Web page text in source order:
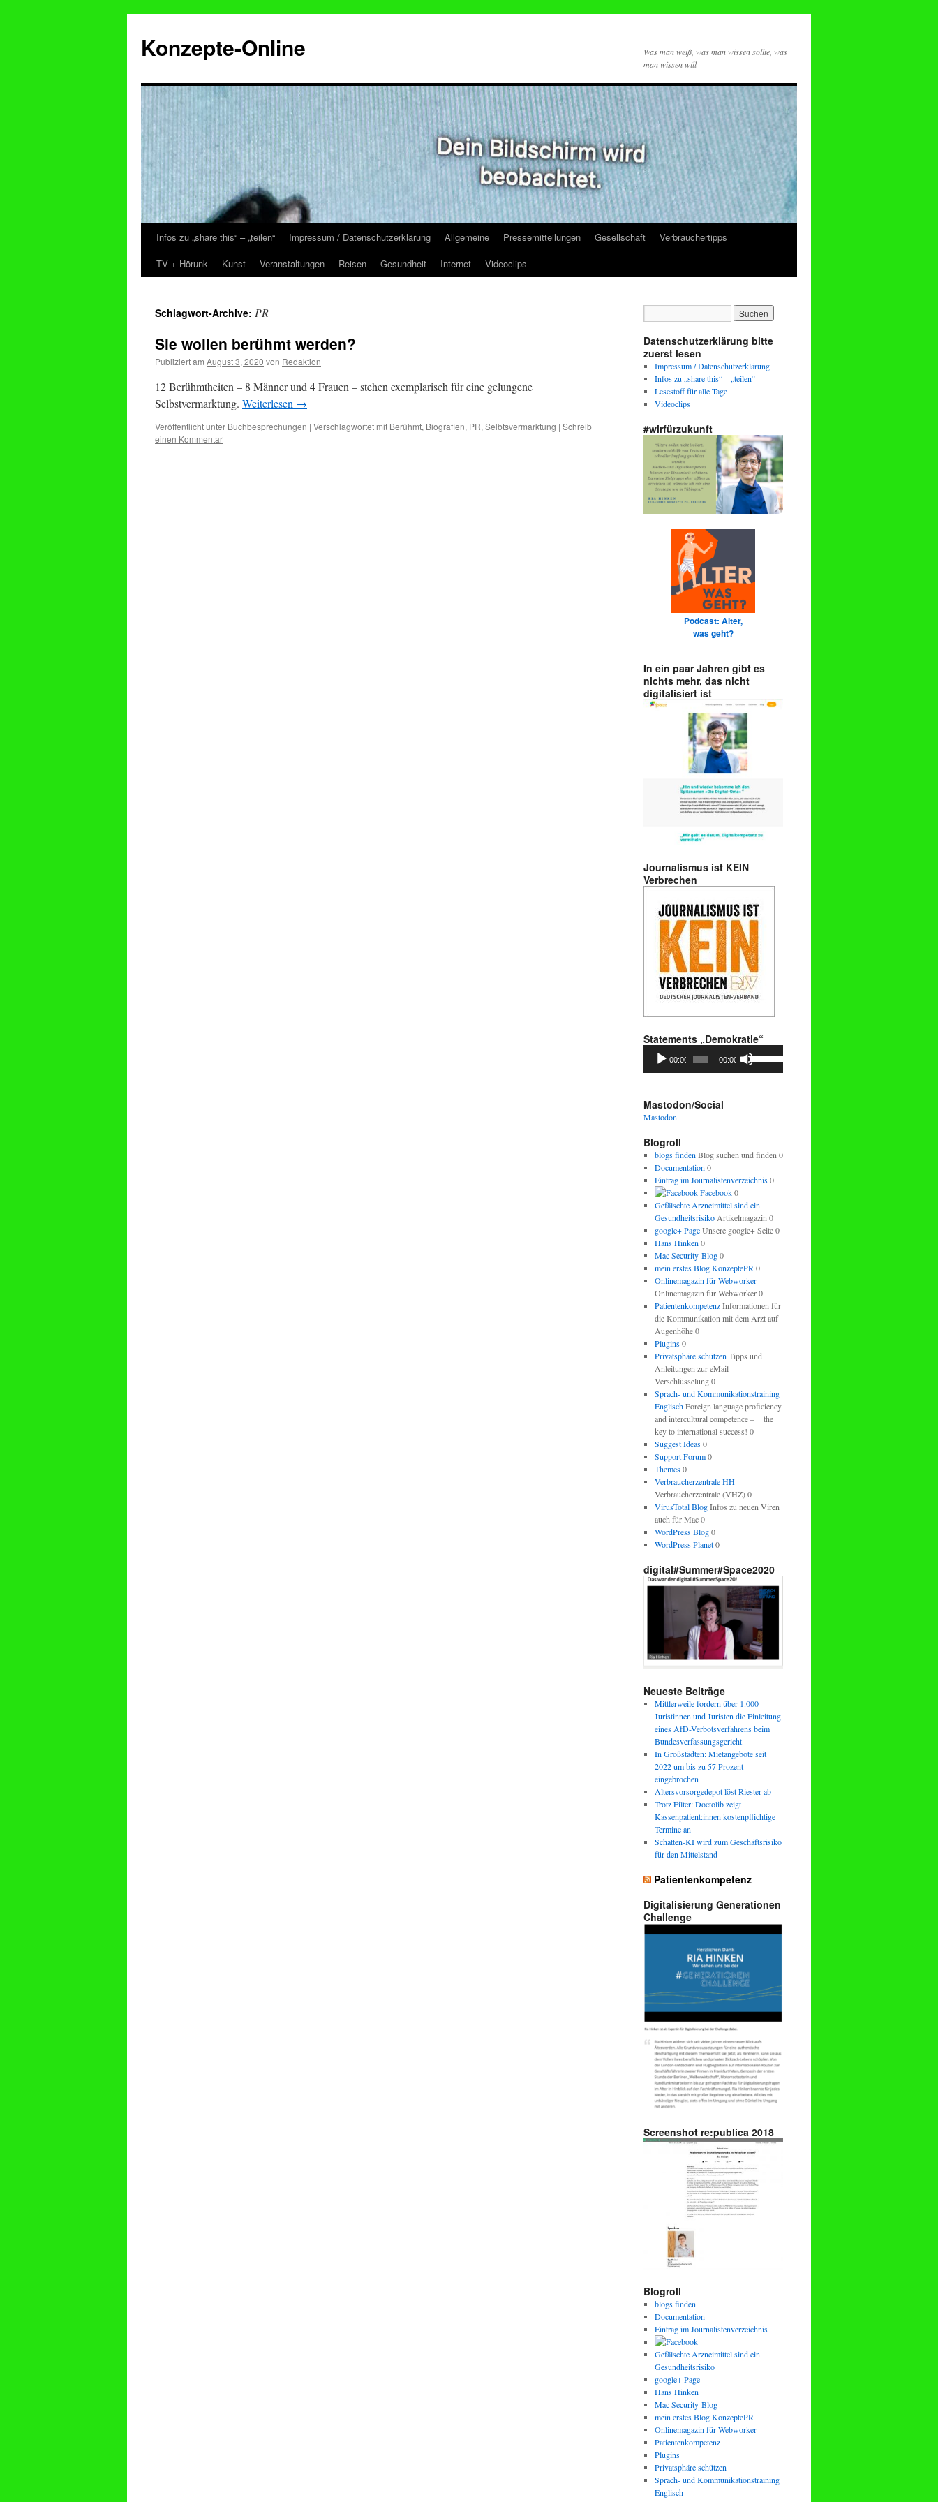
Konzepte-Online
Was man weiß, was man wissen sollte, was
man wissen will
Zum
Inhalt
Infos zu „share this“ – „teilen“ Impressum / Datenschutzerklärung Allgemeine Pressemitteilungen Gesellschaft
Verbrauchertipps
TV + Hörunk
Kunst Veranstaltungen Reisen Gesundheit Internet Videoclips
Schlagwort-Archive: PR
Sie wollen berühmt werden?
Publiziert am August 3, 2020 von Redaktion
12 Berühmtheiten – 8 Männer und 4 Frauen – stehen exemplarisch für eine gelungene
Selbstvermarktung. Weiterlesen →
Veröffentlicht unter Buchbesprechungen | Verschlagwortet mit Berühmt, Biografien, PR, Selbtsvermarktung | Schreib
einen Kommentar
Datenschutzerklärung bitte
zuerst lesen
Impressum / Datenschutzerklärung
Infos zu „share this“ – „teilen“
Lesestoff für alle Tage
Videoclips
#wirfürzukunft
Podcast: Alter,
was geht?
In ein paar Jahren gibt es
nichts mehr, das nicht
digitalisiert ist
Journalismus ist KEIN
Verbrechen
Statements „Demokratie“
Audio-
Player
00:00 00:00
Hoch/Runter
benutzen,
Mastodon/Social
Mastodon
Blogroll
blogs finden Blog suchen und finden 0
Documentation 0
Eintrag im Journalistenverzeichnis0
Facebook0
Gefälschte Arzneimittel sind ein
GesundheitsrisikoArtikelmagazin 0
google+ PageUnsere google+ Seite 0
Hans Hinken 0
Mac Security-Blog0
mein erstes Blog KonzeptePR 0
Onlinemagazin für Webworker
Onlinemagazin für Webworker 0
PatientenkompetenzInformationen für
die Kommunikation mit dem Arzt auf
Augenhöhe 0
Plugins0
Privatsphäre schützen Tipps und
Anleitungen zur eMail-
Verschlüsselung 0
Sprach- und Kommunikationstraining
EnglischForeign language proficiency
and intercultural competence – the
key to international success! 0
Suggest Ideas0
Support Forum0
Themes0
Verbraucherzentrale HH
Verbraucherzentrale (VHZ) 0
VirusTotal BlogInfos zu neuen Viren
auch für Mac 0
WordPress Blog0
WordPress Planet0
digital#Summer#Space2020
Neueste Beiträge
Mittlerweile fordern über 1.000
Juristinnen und Juristen die Einleitung
eines AfD-Verbotsverfahrens beim
Bundesverfassungsgericht
In Großstädten: Mietangebote seit
2022 um bis zu 57 Prozent
eingebrochen
Altersvorsorgedepot löst Riester ab
Trotz Filter: Doctolib zeigt
Kassenpatient:innen kostenpflichtige
Termine an
Schatten-KI wird zum Geschäftsrisiko
für den Mittelstand
Patientenkompetenz
Digitalisierung Generationen
Challenge
Screenshot re:publica 2018
Blogroll
blogs finden
Documentation
Eintrag im Journalistenverzeichnis
Gefälschte Arzneimittel sind ein
Gesundheitsrisiko
google+ Page
Hans Hinken
Mac Security-Blog
mein erstes Blog KonzeptePR
Onlinemagazin für Webworker
Patientenkompetenz
Plugins
Privatsphäre schützen
Sprach- und Kommunikationstraining
Englisch